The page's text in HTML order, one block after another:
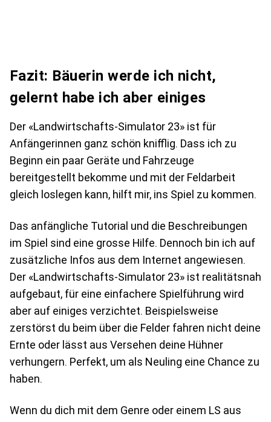
Fazit: Bäuerin werde ich nicht,
gelernt habe ich aber einiges
Der «Landwirtschafts-Simulator 23» ist für
Anfängerinnen ganz schön knifflig. Dass ich zu
Beginn ein paar Geräte und Fahrzeuge
bereitgestellt bekomme und mit der Feldarbeit
gleich loslegen kann, hilft mir, ins Spiel zu kommen.
Das anfängliche Tutorial und die Beschreibungen
im Spiel sind eine grosse Hilfe. Dennoch bin ich auf
zusätzliche Infos aus dem Internet angewiesen.
Der «Landwirtschafts-Simulator 23» ist realitätsnah
aufgebaut, für eine einfachere Spielführung wird
aber auf einiges verzichtet. Beispielsweise
zerstörst du beim über die Felder fahren nicht deine
Ernte oder lässt aus Versehen deine Hühner
verhungern. Perfekt, um als Neuling eine Chance zu
haben.
Wenn du dich mit dem Genre oder einem LS aus